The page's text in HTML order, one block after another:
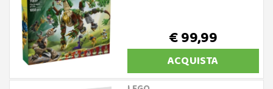
€ 99,99
ACQUISTA